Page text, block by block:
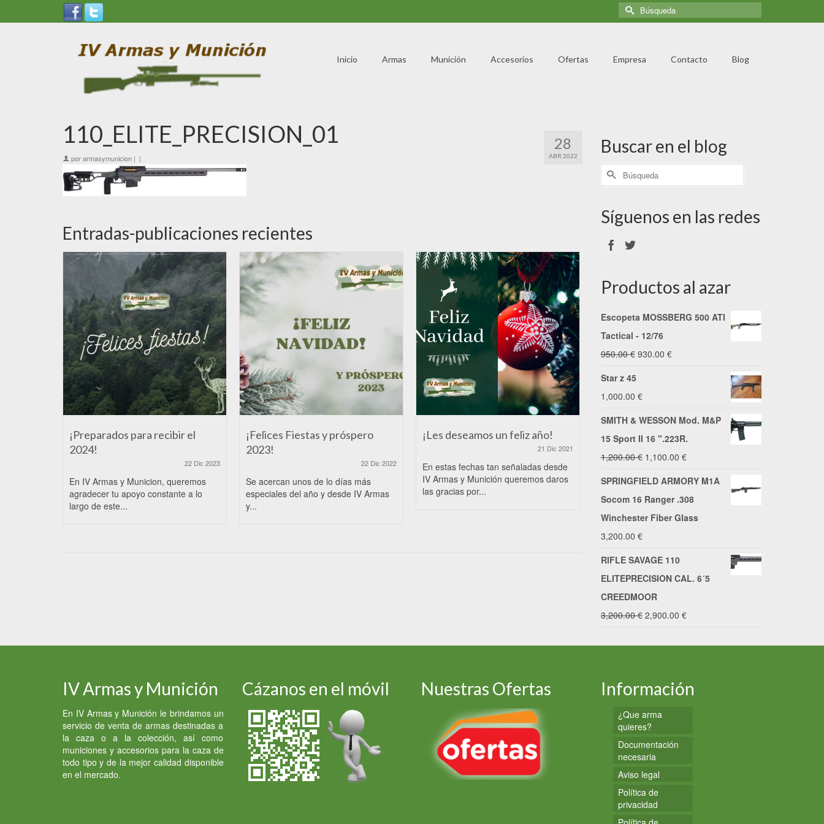
Inicio Armas Munición Accesorios Ofertas Empresa Contacto Blog
28
ABR 2022
110_ELITE_PRECISION_01
porarmasymunicion | |
Entradas-publicaciones recientes
¡Preparados para recibir el
2024!
22 Dic 2023
En IV Armas y Municion, queremos
agradecer tu apoyo constante a lo
largo de este...
¡Felices Fiestas y próspero
2023!
22 Dic 2022
Se acercan unos de lo días más
especiales del año y desde IV Armas
y...
¡Les deseamos un feliz año!
21 Dic 2021
En estas fechas tan señaladas desde
IV Armas y Munición queremos daros
las gracias por...
Os deseamos unas Felices
Desde I.V. Armas y Munición
aprovechamos estas fechas tan
especiales para desearos unas
Buenas Fiestas...
Buscar en el blog
Síguenos en las redes
Productos al azar
Escopeta MOSSBERG 500 ATI
Tactical - 12/76
950.00€ El
950.00 €.
930.00 €El
930.00 €.
Star z 45
1,000.00 €
SMITH & WESSON Mod. M&P
15 Sport II 16 ".223R.
1,200.00€ El
precio
original
era:
1,100.00 €El
precio
SPRINGFIELD ARMORY M1A
Socom 16 Ranger .308
Winchester Fiber Glass
3,200.00 €
RIFLE SAVAGE 110
ELITEPRECISION CAL. 6´5
CREEDMOOR
3,200.00€ El
3,200.00 €.
2,900.00 €El
2,900.00 €.
IV Armas y Munición
En IV Armas y Munición le brindamos un
servicio de venta de armas destinadas a
la caza o a la colección, así como
municiones y accesorios para la caza de
todo tipo y de la mejor calidad disponible
en el mercado.
Cázanos en el móvil Nuestras Ofertas Información
¿Que arma
quieres?
Documentación
necesaria
Aviso legal
Política de
privacidad